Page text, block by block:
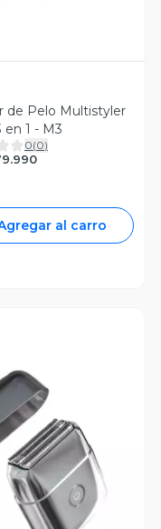
de Pelo Multistyler
en 1 - M3
0(0)
al carro
Vista Previa